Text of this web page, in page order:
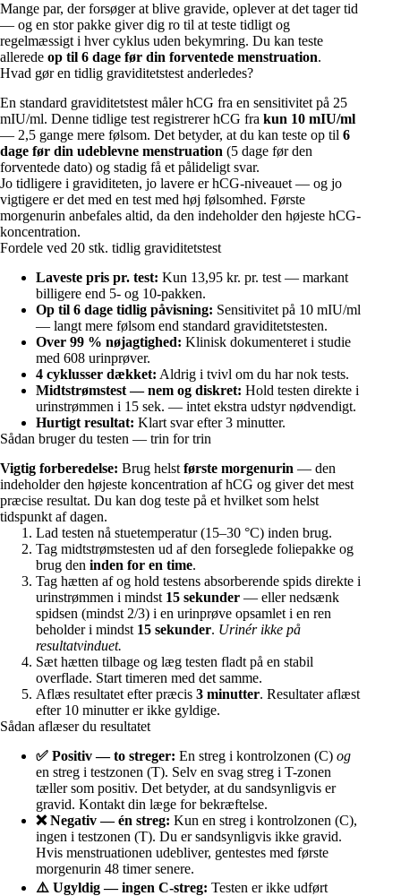
Mange par, der forsøger at blive gravide, oplever at det tager tid
— og en stor pakke giver dig ro til at teste tidligt og
regelmæssigt i hver cyklus uden bekymring. Du kan teste
allerede op til 6 dage før din forventede menstruation.
Hvad gør en tidlig graviditetstest anderledes?
En standard graviditetstest måler hCG fra en sensitivitet på 25
mIU/ml. Denne tidlige test registrerer hCG fra kun 10 mIU/ml
— 2,5 gange mere følsom. Det betyder, at du kan teste op til 6
dage før din udeblevne menstruation (5 dage før den
forventede dato) og stadig få et pålideligt svar.
Jo tidligere i graviditeten, jo lavere er hCG-niveauet — og jo
vigtigere er det med en test med høj følsomhed. Første
morgenurin anbefales altid, da den indeholder den højeste hCG-
koncentration.
Fordele ved 20 stk. tidlig graviditetstest
Laveste pris pr. test: Kun 13,95 kr. pr. test — markant
billigere end 5- og 10-pakken.
Op til 6 dage tidlig påvisning: Sensitivitet på 10 mIU/ml
— langt mere følsom end standard graviditetstesten.
Over 99 % nøjagtighed: Klinisk dokumenteret i studie
med 608 urinprøver.
4 cyklusser dækket: Aldrig i tvivl om du har nok tests.
Midtstrømstest — nem og diskret: Hold testen direkte i
urinstrømmen i 15 sek. — intet ekstra udstyr nødvendigt.
Hurtigt resultat: Klart svar efter 3 minutter.
Sådan bruger du testen — trin for trin
Vigtig forberedelse: Brug helst første morgenurin — den
indeholder den højeste koncentration af hCG og giver det mest
præcise resultat. Du kan dog teste på et hvilket som helst
tidspunkt af dagen.
Lad testen nå stuetemperatur (15–30 °C) inden brug.
Tag midtstrømstesten ud af den forseglede foliepakke og
brug den inden for en time.
Tag hætten af og hold testens absorberende spids direkte i
urinstrømmen i mindst 15 sekunder — eller nedsænk
spidsen (mindst 2/3) i en urinprøve opsamlet i en ren
beholder i mindst 15 sekunder. Urinér ikke på
resultatvinduet.
Sæt hætten tilbage og læg testen fladt på en stabil
overflade. Start timeren med det samme.
Aflæs resultatet efter præcis 3 minutter. Resultater aflæst
efter 10 minutter er ikke gyldige.
Sådan aflæser du resultatet
✅ Positiv — to streger: En streg i kontrolzonen (C) og
en streg i testzonen (T). Selv en svag streg i T-zonen
tæller som positiv. Det betyder, at du sandsynligvis er
gravid. Kontakt din læge for bekræftelse.
❌ Negativ — én streg: Kun en streg i kontrolzonen (C),
ingen i testzonen (T). Du er sandsynligvis ikke gravid.
Hvis menstruationen udebliver, gentestes med første
morgenurin 48 timer senere.
⚠️ Ugyldig — ingen C-streg: Testen er ikke udført